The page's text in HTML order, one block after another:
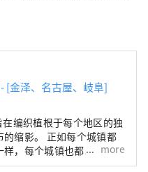
[金泽、名古屋、岐阜]
编织植根于每个地区的独
缩影。 正如每个城镇都
，每个城镇也都以自己独
more